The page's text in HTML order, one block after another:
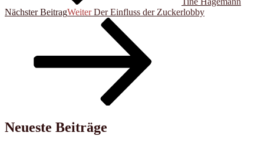
Nächster BeitragWeiter Der Einfluss der Zuckerlobby
Neueste Beiträge